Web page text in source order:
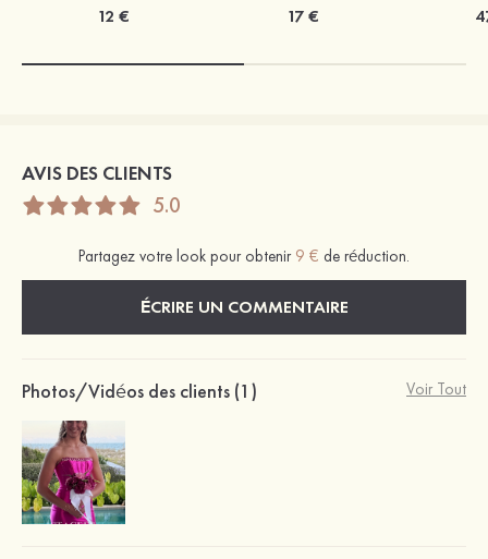
12 € 17 €
AVIS DES CLIENTS
5.0
Partagez votre look pour obtenir 9 € de réduction.
ÉCRIRE UN COMMENTAIRE
Photos/Vidéos des clients (1) Voir Tout